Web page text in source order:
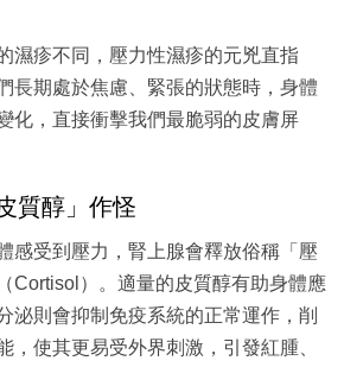
濕疹不同，壓力性濕疹的元兇直指
長期處於焦慮、緊張的狀態時，身體
化，直接衝擊我們最脆弱的皮膚屏
質醇」作怪
感受到壓力，腎上腺會釋放俗稱「壓
Cortisol）。適量的皮質醇有助身體應
泌則會抑制免疫系統的正常運作，削
，使其更易受外界刺激，引發紅腫、